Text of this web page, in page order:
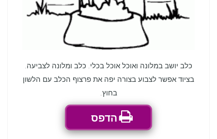
כלב יושב במלונה ואוכל אוכל בכלי. כלב ומלונה לצביעה.
בציוד אפשר לצבוע בצורה יפה את פרצוף הכלב עם הלשון
בחוץ.
הדפס